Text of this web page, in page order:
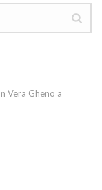
Vera Gheno a